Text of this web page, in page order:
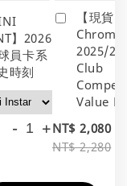
】2026
員卡系
時刻
- +
【現貨】
Chrome
2025/26
Club
Value Box
NT$ 2,080
NT$ 2,280